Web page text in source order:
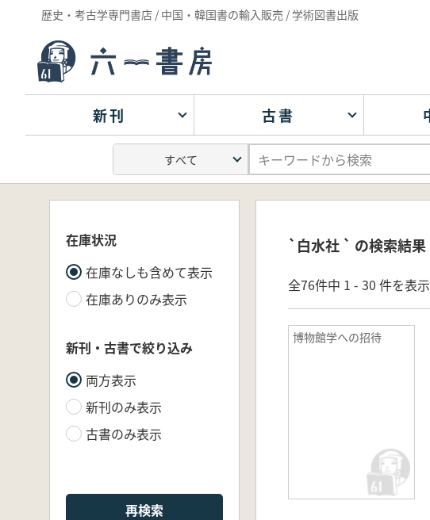
歴史・考古学専門書店 / 中国・韓国書の輸入販売 / 学術図書出版
新刊 古書
在庫状況
在庫なしも含めて表示
在庫ありのみ表示
新刊・古書で絞り込み
両方表示
新刊のみ表示
古書のみ表示
再検索
`白水社 ` の検索結果
全76件中 1 - 30 件を表示
博物館学への招待